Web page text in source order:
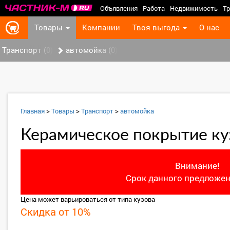
Объявления Работа Недвижимость
Товары Компании Твоя выгода О нас
Транспорт (0) автомойка (0)
Главная>Товары >Транспорт>автомойка
Керамическое покрытие
Внимание!
Срок данного
Цена может варьироваться от типа кузова
Скидка от 10%